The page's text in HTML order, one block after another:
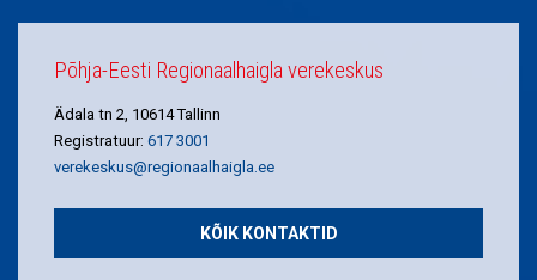
Põhja-Eesti Regionaalhaigla verekeskus
Ädala tn 2, 10614 Tallinn
Registratuur: 617 3001
verekeskus@regionaalhaigla.ee
KÕIK KONTAKTID